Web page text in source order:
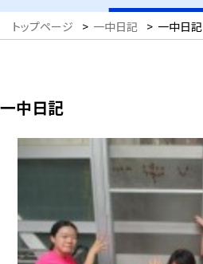
トップページ > 一中日記 > 一中日記
一中日記